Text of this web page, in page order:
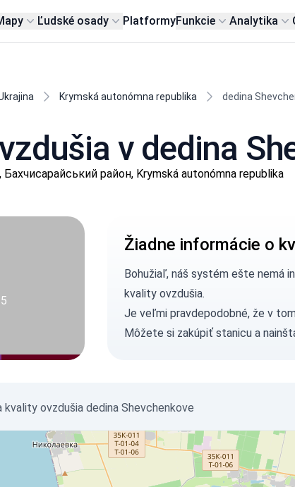
Ľudské osady PlatformyFunkcie Analytika
Krymská autonómna republika dedina
v dedina
Бахчисарайський район, Krymská autonómna republika
Žiadne informácie o
Bohužiaľ, náš systém ešte nemá
kvality ovzdušia.
Je veľmi pravdepodobné, že v
Môžete si zakúpiť stanicua
ovzdušia dedina Shevchenkove